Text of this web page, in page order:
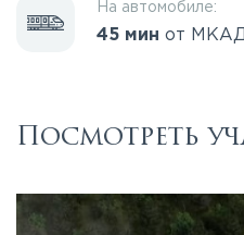
На автомобиле:
45 мин от
Посмотреть